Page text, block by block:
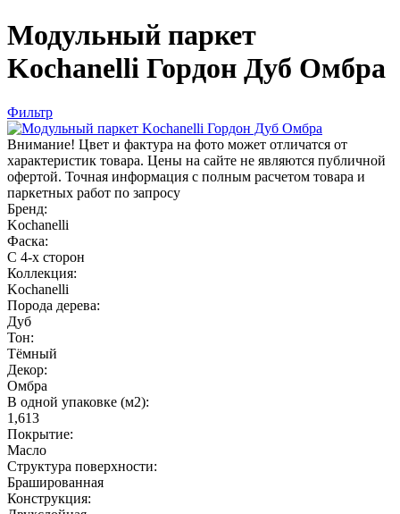
Модульный паркет
Kochanelli Гордон Дуб Омбра
Фильтр
Внимание! Цвет и фактура на фото может отличатся от
характеристик товара. Цены на сайте не являются публичной
офертой. Точная информация с полным расчетом товара и
паркетных работ по запросу
Бренд:
Kochanelli
Фаска:
С 4-х сторон
Коллекция:
Kochanelli
Порода дерева:
Дуб
Тон:
Тёмный
Декор:
Омбра
В одной упаковке (м2):
1,613
Покрытие:
Масло
Структура поверхности:
Брашированная
Конструкция: